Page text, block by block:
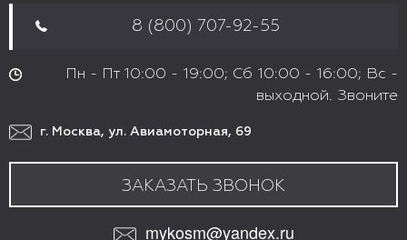
8 (800) 707-92-55
Пн - Пт 10:00 - 19:00; Сб 10:00 - 16:00; Вс -
выходной. Звоните
г. Москва, ул. Авиамоторная, 69
ЗАКАЗАТЬ ЗВОНОК
mykosm@yandex.ru